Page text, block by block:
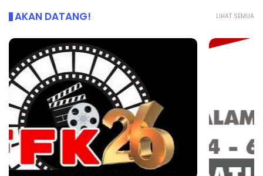
LIHAT SEMUA
AKAN DATANG!